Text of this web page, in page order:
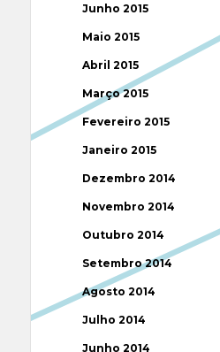
Junho 2015
Maio 2015
Abril 2015
Março 2015
Fevereiro 2015
Janeiro 2015
Dezembro 2014
Novembro 2014
Outubro 2014
Setembro 2014
Agosto 2014
Julho 2014
Junho 2014